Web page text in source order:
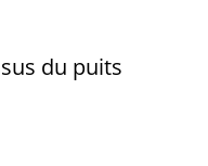
du puits